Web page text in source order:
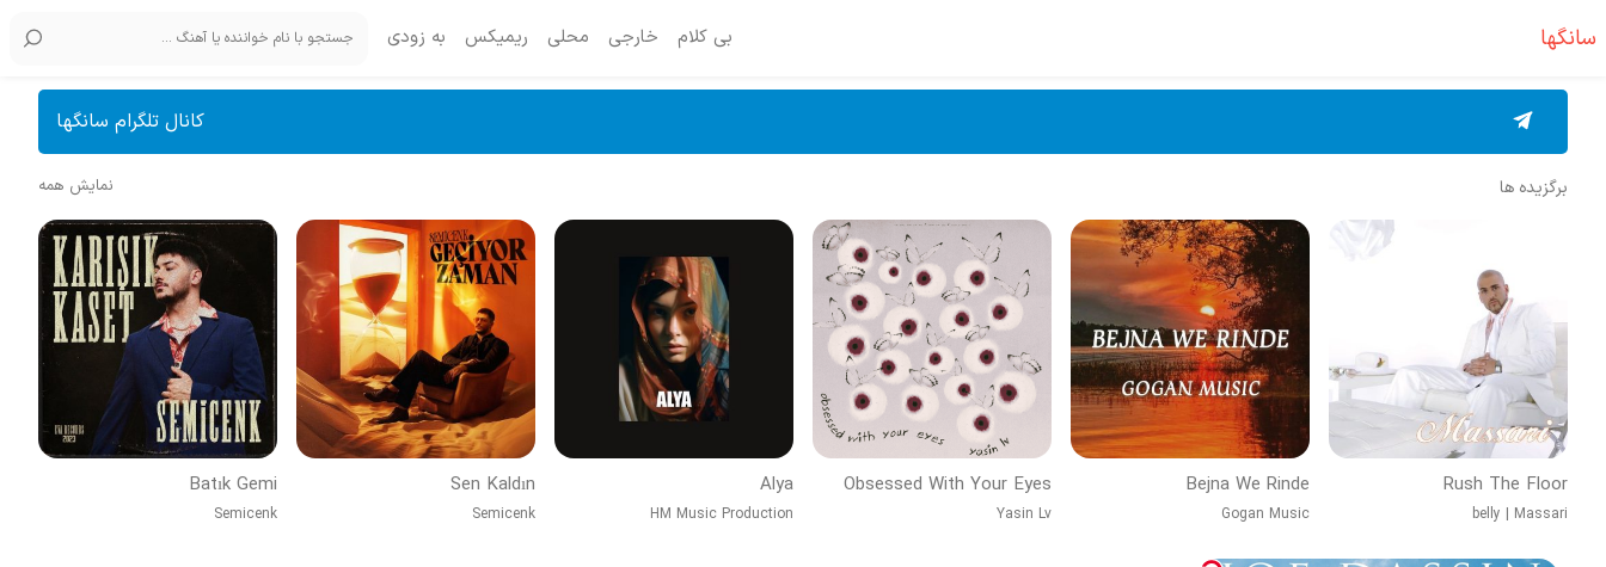
سانگها بی کلام خارجی محلی ریمیکس به زودی
کانال تلگرام سانگها
برگزیده ها نمایش همه
Rush The Floor
belly | Massari
Bejna We Rinde
Gogan Music
Obsessed With Your Eyes
Yasin Lv
Alya
HM Music Production
Sen Kaldın
Semicenk
Batık Gemi
Semicenk